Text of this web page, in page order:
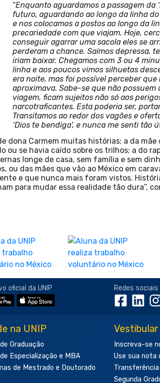
“Enquanto aguardamos a passagem da
futuro, aguardando ao longo da linha
e nos colocamos a postos ao longo da
precariedade com que viajam. Hoje,
conseguir agarrar uma sacola eles se
perderam a chance. Saímos depressa,
iriam baixar. Chegamos com 3 ou 4
linha e aos poucos vimos silhuetas
era noite, mas foi possível perceber
aproximava. Sabe-se que não
viagem, ficam sujeitos não só aos
narcotraficantes. Esta poderia ser,
Transitamos ao redor dos vagões e
‘Dios te bendiga’, e nunca me senti tão
dona Carmem muitas histórias: a da
ou se havia caído sobre os trilhos; a do
longe de casa, sem família e sem
ou das mães que vão ao México em
e que nunca mais foram vistos.
para mudar essa realidade tão dura”,
oficial da UNIP Redes sociais
na UNIP
Graduação
Especialização e MBA
de Mestrado e Doutorado
Inscreva-se
Use sua nota
Segunda